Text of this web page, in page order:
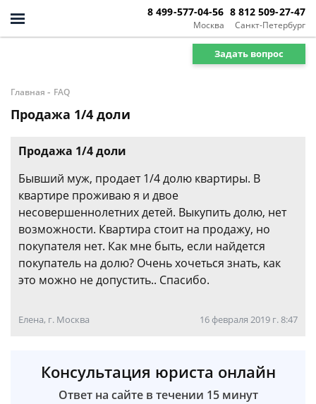
Москва
8 499-577-04-56
Санкт-Петербург
8 812 509-27-47
Задать вопрос
Главная - FAQ
Продажа 1/4 доли
Продажа 1/4 доли
Бывший муж, продает 1/4 долю квартиры. В
квартире проживаю я и двое
несовершеннолетних детей. Выкупить долю, нет
возможности. Квартира стоит на продажу, но
покупателя нет. Как мне быть, если найдется
покупатель на долю? Очень хочеться знать, как
это можно не допустить.. Спасибо.
Елена, г. Москва 16 февраля 2019 г. 8:47
Консультация юриста онлайн
Ответ на сайте в течении 15 минут